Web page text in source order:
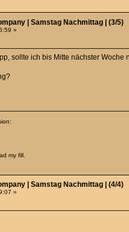
| Samstag Nachmittag | (3/5)
»
sollte ich bis Mitte nächster Woche
my fill.
| Samstag Nachmittag | (4/4)
»